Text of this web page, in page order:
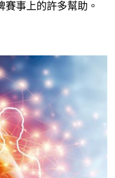
事上的許多幫助。